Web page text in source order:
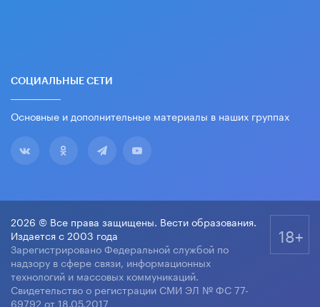
СОЦИАЛЬНЫЕ СЕТИ
Основные и дополнительные материалы в наших группах
2026 © Все права защищены. Вести образования.
Издается с 2003 года
Зарегистрировано Федеральной службой по
надзору в сфере связи, информационных
технологий и массовых коммуникаций.
Свидетельство о регистрации СМИ ЭЛ № ФС 77-
69792 от 18.05.2017
18+